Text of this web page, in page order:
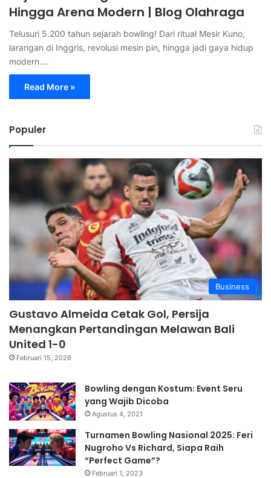
Hingga Arena Modern | Blog Olahraga
Telusuri 5.200 tahun sejarah bowling! Dari ritual Mesir Kuno,
larangan di Inggris, revolusi mesin pin, hingga jadi gaya hidup
modern.…
Read More »
Populer
Business
Gustavo Almeida Cetak Gol, Persija
Menangkan Pertandingan Melawan Bali
United 1-0
Februari 15, 2026
Bowling dengan Kostum: Event Seru
yang Wajib Dicoba
Agustus 4, 2021
Turnamen Bowling Nasional 2025: Feri
Nugroho Vs Richard, Siapa Raih
“Perfect Game”?
Februari 1, 2023